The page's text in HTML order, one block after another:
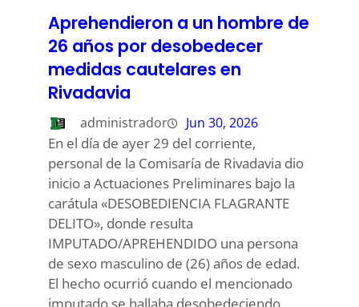
Aprehendieron a un hombre de
26 años por desobedecer
medidas cautelares en
Rivadavia
administrador Jun 30, 2026
En el día de ayer 29 del corriente,
personal de la Comisaría de Rivadavia dio
inicio a Actuaciones Preliminares bajo la
carátula «DESOBEDIENCIA FLAGRANTE
DELITO», donde resulta
IMPUTADO/APREHENDIDO una persona
de sexo masculino de (26) años de edad.
El hecho ocurrió cuando el mencionado
imputado se hallaba desobedeciendo